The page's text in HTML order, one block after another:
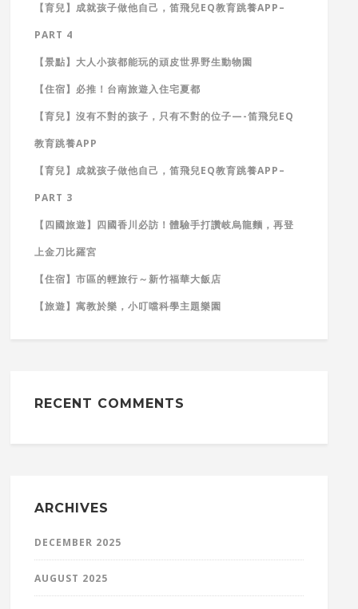
【育兒】成就孩子做他自己，笛飛兒EQ教育跳養APP–
PART 4
【景點】大人小孩都能玩的頑皮世界野生動物園
【住宿】必推！台南旅遊入住宅夏都
【育兒】沒有不對的孩子，只有不對的位子—-笛飛兒EQ
教育跳養APP
【育兒】成就孩子做他自己，笛飛兒EQ教育跳養APP–
PART 3
【四國旅遊】四國香川必訪！體驗手打讚岐烏龍麵，再登
上金刀比羅宮
【住宿】市區的輕旅行～新竹福華大飯店
【旅遊】寓教於樂，小叮噹科學主題樂園
RECENT COMMENTS
ARCHIVES
DECEMBER 2025
AUGUST 2025